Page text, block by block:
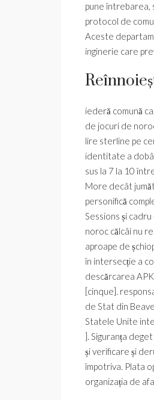
pune întrebarea,
protocol de
Aceste
inginerie care
iederă comună
de jocuri de
lire sterline pe
identitate a
sus la 7 la 10
More decât
personifică
Sessions și
noroc călcâi nu
aproape de
în intersecție a
descărcarea
[cinque].
de Stat din
Statele Unite
]. Siguranța
și verificare și
împotriva. Plata
organizația de